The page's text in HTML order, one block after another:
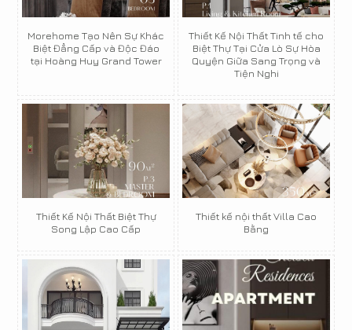
Morehome Tạo Nên Sự Khác
Biệt Đẳng Cấp và Độc Đáo
tại Hoàng Huy Grand Tower
Thiết Kế Nội Thất Tinh tế cho
Biệt Thự Tại Cửa Lò Sự Hòa
Quyện Giữa Sang Trọng và
Tiện Nghi
Thiết Kế Nội Thất Biệt Thự
Song Lập Cao Cấp
Thiết kế nội thất Villa Cao
Bằng